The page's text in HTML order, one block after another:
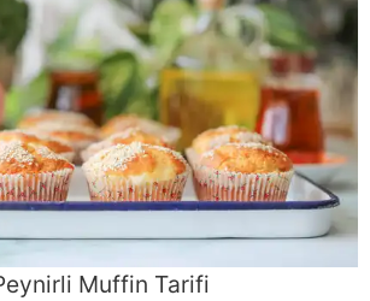
Muffin Tarifi